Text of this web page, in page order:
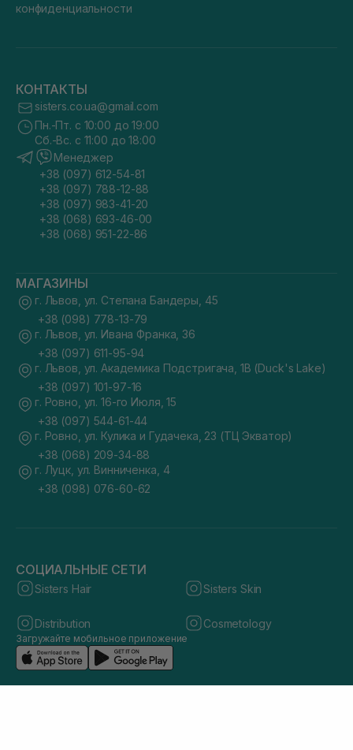
конфиденциальности
КОНТАКТЫ
sisters.co.ua@gmail.com
Пн.-Пт. с 10:00 до 19:00
Сб.-Вс. с 11:00 до 18:00
Менеджер
+38 (097) 612-54-81
+38 (097) 788-12-88
+38 (097) 983-41-20
+38 (068) 693-46-00
+38 (068) 951-22-86
МАГАЗИНЫ
г. Львов, ул. Степана Бандеры, 45
+38 (098) 778-13-79
г. Львов, ул. Ивана Франка, 36
+38 (097) 611-95-94
г. Львов, ул. Академика Подстригача, 1В (Duck's Lake)
+38 (097) 101-97-16
г. Ровно, ул. 16-го Июля, 15
+38 (097) 544-61-44
г. Ровно, ул. Кулика и Гудачека, 23 (ТЦ Экватор)
+38 (068) 209-34-88
г. Луцк, ул. Винниченка, 4
+38 (098) 076-60-62
СОЦИАЛЬНЫЕ СЕТИ
Sisters Hair Sisters Skin
Distribution Cosmetology
Загружайте мобильное приложение